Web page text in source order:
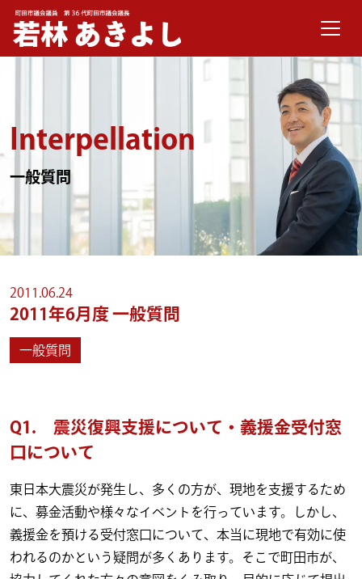
メインナビゲーション
Interpellation
一般質問
2011.06.24
2011年6月度 一般質問
一般質問
Q1. 震災復興支援について・義援金受付窓
口について
東日本大震災が発生し、多くの方が、現地を支援するため
に、募金活動や様々なイベントを行っています。しかし、
義援金を預ける受付窓口について、本当に現地で有効に使
われるのかという疑問が多くあります。そこで町田市が、